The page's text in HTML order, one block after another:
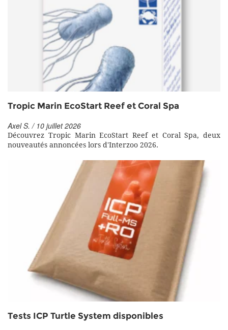
Tropic Marin EcoStart Reef et Coral Spa
Axel S. / 10 juillet 2026
Découvrez Tropic Marin EcoStart Reef et Coral Spa, deux
nouveautés annoncées lors d'Interzoo 2026.
Tests ICP Turtle System disponibles